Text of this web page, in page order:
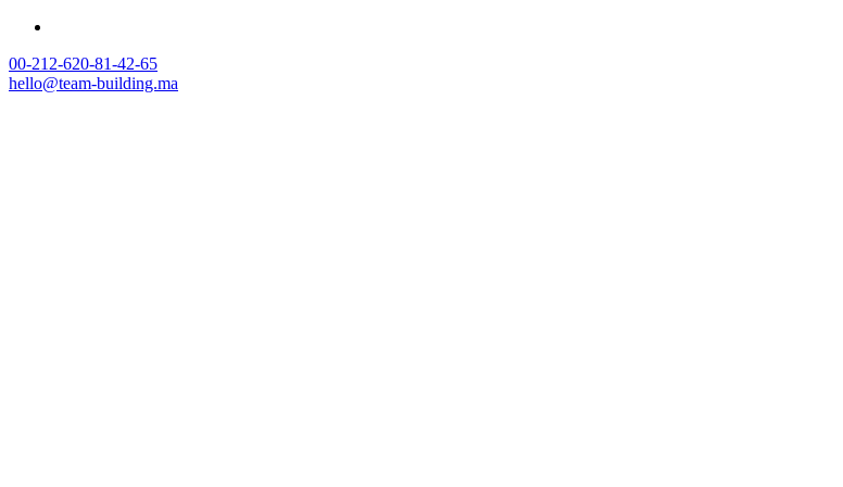
00-212-620-81-42-65
hello@team-building.ma